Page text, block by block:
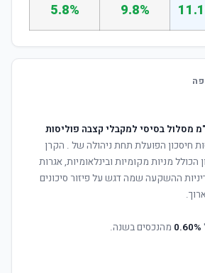
9.8%
5.8%
מסלול בסיסי למקבלי קצבה פוליסות
חיסכון הפועלת תחת ניהולה של . הקרן
הכולל מניות מקומיות ובינלאומיות, אגרות
ההשקעה שמה דגש על פיזור סיכונים
0.60% מהנכסים בשנה.